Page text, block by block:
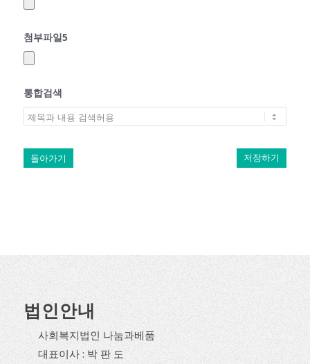
첨부파일5
통합검색
돌아가기 저장하기
법인안내
사회복지법인 나눔과베품
대표이사 : 박 판 도